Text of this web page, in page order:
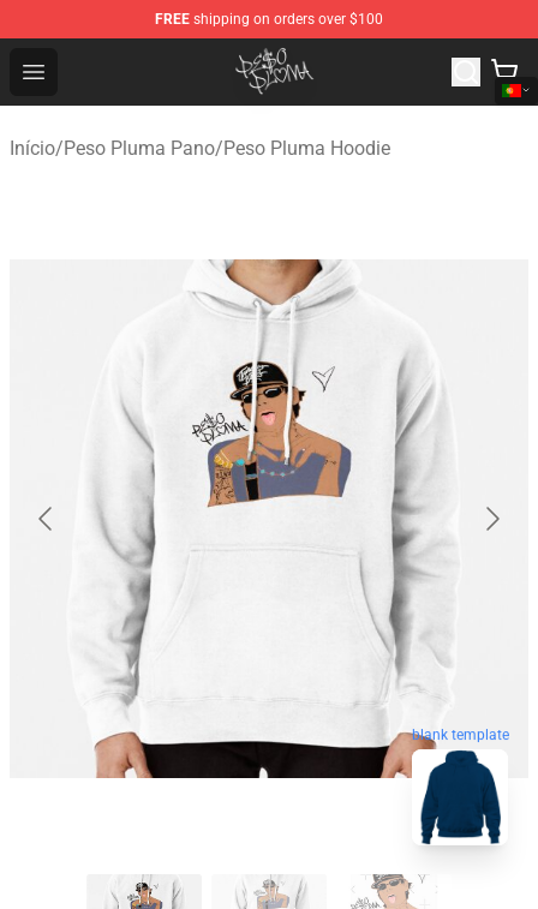
FREE shipping on orders over $100
Open menu
Peso Pluma Store - Official Peso Pluma Merchandise
Início/Peso Pluma Pano/Peso Pluma Hoodie
blank template